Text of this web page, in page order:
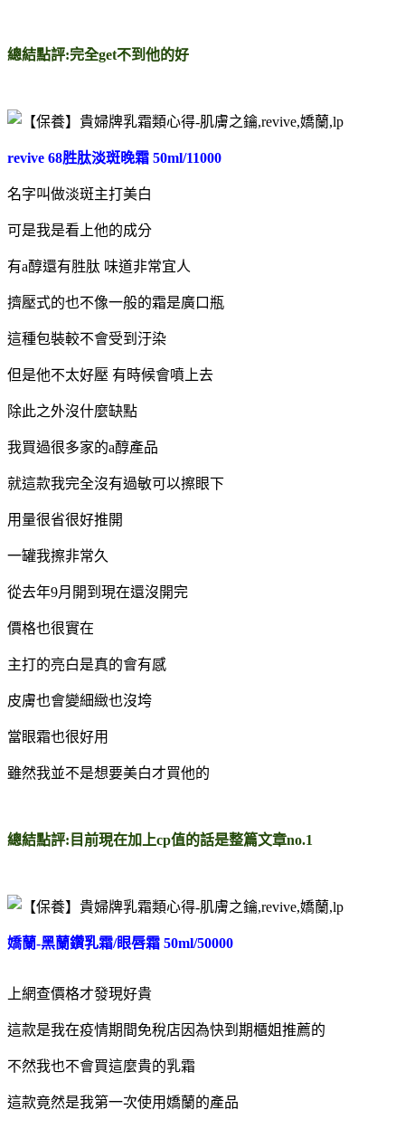
總結點評:完全get不到他的好
revive 68胜肽淡斑晚霜 50ml/11000
名字叫做淡斑主打美白
可是我是看上他的成分
有a醇還有胜肽 味道非常宜人
擠壓式的也不像一般的霜是廣口瓶
這種包裝較不會受到汙染
但是他不太好壓 有時候會噴上去
除此之外沒什麼缺點
我買過很多家的a醇產品
就這款我完全沒有過敏可以擦眼下
用量很省很好推開
一罐我擦非常久
從去年9月開到現在還沒開完
價格也很實在
主打的亮白是真的會有感
皮膚也會變細緻也沒垮
當眼霜也很好用
雖然我並不是想要美白才買他的
總結點評:目前現在加上cp值的話是整篇文章no.1
嬌蘭-黑蘭鑽乳霜/眼唇霜 50ml/50000
上網查價格才發現好貴
這款是我在疫情期間免稅店因為快到期櫃姐推薦的
不然我也不會買這麼貴的乳霜
這款竟然是我第一次使用嬌蘭的產品